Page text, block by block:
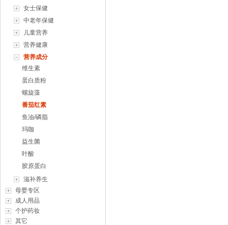
女士保健
中老年保健
儿童营养
营养健康
营养成分
维生素
蛋白质粉
螺旋藻
番茄红素
鱼油/磷脂
玛咖
益生菌
叶酸
胶原蛋白
滋补养生
母婴专区
成人用品
个护药妆
其它